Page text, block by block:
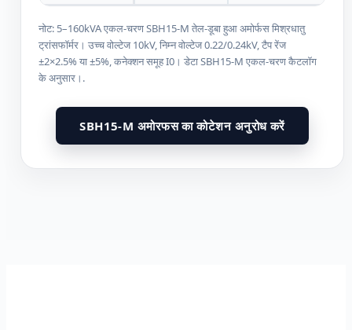
नोट: 5–160kVA एकल-चरण SBH15-M तेल-डूबा हुआ अमोर्फस मिश्रधातु
ट्रांसफॉर्मर। उच्च वोल्टेज 10kV, निम्न वोल्टेज 0.22/0.24kV, टैप रेंज
±2×2.5% या ±5%, कनेक्शन समूह I0। डेटा SBH15-M एकल-चरण कैटलॉग
के अनुसार।.
SBH15-M अमोरफस का कोटेशन अनुरोध करें